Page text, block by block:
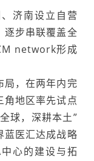
济南设立自营
逐步串联覆盖全
network形成
局，在两年内完
角地区率先试点
球，深耕本土”
蓝医汇达成战略
心的建设与拓